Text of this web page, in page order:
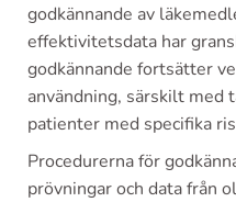
godkännande av
effektivitetsdata har
godkännande fortsätter
användning, särskilt med
patienter med specifika
Procedurerna för
prövningar och data från